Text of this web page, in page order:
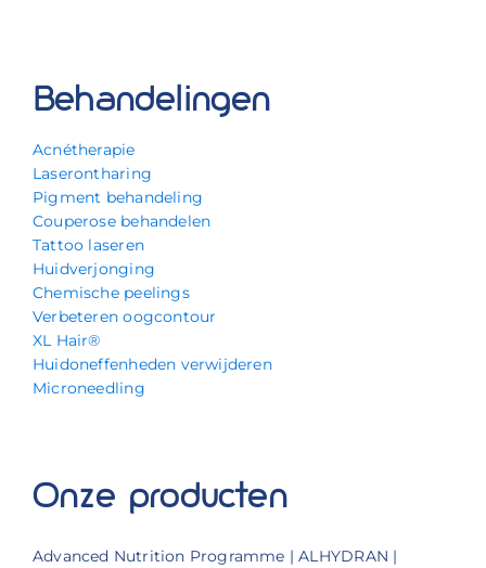
Behandelingen
Acnétherapie
Laserontharing
Pigment behandeling
Couperose behandelen
Tattoo laseren
Huidverjonging
Chemische peelings
Verbeteren oogcontour
XL Hair®
Huidoneffenheden verwijderen
Microneedling
Onze producten
Advanced Nutrition Programme | ALHYDRAN |